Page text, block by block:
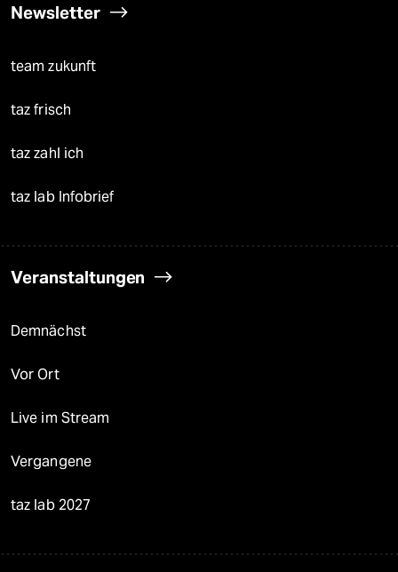
Newsletter
team zukunft
taz frisch
taz zahl ich
taz lab Infobrief
Veranstaltungen
Demnächst
Vor Ort
Live im Stream
Vergangene
taz lab 2027